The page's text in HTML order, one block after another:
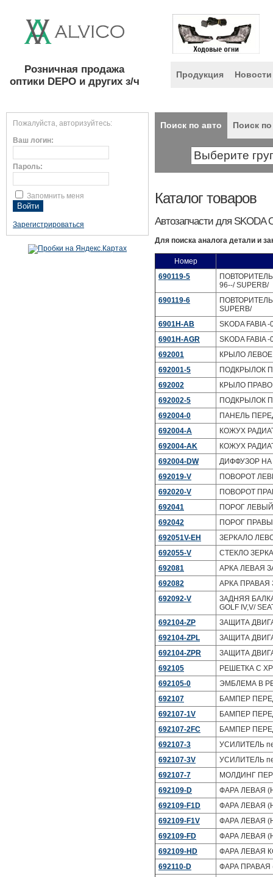
Розничная продажа
оптики DEPO и других з/ч
Продукция Новости
Пожалуйста, авторизуйтесь:
Ваш логин:
Пароль:
Запомнить меня
Зарегистрироваться
Поиск по авто Поиск
Каталог товаров
Автозапчасти для SKODA
Для поиска аналога детали и
Номер
690119-5
ПОВТОРИТЕЛЬ
96--/ SUPERB/
690119-6
ПОВТОРИТЕЛЬ
SUPERB/
6901H-AB
SKODA
6901H-AGR
SKODA FABIA
692001
КРЫЛО ЛЕВОЕ
692001-5
ПОДКРЫЛОК
692002
КРЫЛО ПРАВОЕ
692002-5
ПОДКРЫЛОК
692004-0
ПАНЕЛЬ
692004-A
КОЖУХ
692004-AK
КОЖУХ
692004-DW
ДИФФУЗОР НА
692019-V
ПОВОРОТ
692020-V
ПОВОРОТ
692041
ПОРОГ ЛЕВЫЙ
692042
ПОРОГ
692051V-EH
ЗЕРКАЛО
692055-V
СТЕКЛО
692081
АРКА ЛЕВАЯ
692082
АРКА ПРАВАЯ
692092-V
ЗАДНЯЯ БАЛКА
GOLF IV,V/
692104-ZP
ЗАЩИТА
692104-ZPL
ЗАЩИТА
692104-ZPR
ЗАЩИТА
692105
РЕШЕТКА С
692105-0
ЭМБЛЕМА В
692107
БАМПЕР
692107-1V
БАМПЕР
692107-2FC
БАМПЕР
692107-3
УСИЛИТЕЛЬ
692107-3V
УСИЛИТЕЛЬ
692107-7
МОЛДИНГ
692109-D
ФАРА ЛЕВАЯ
692109-F1D
ФАРА ЛЕВАЯ
692109-F1V
ФАРА ЛЕВАЯ
692109-FD
ФАРА ЛЕВАЯ
692109-HD
ФАРА ЛЕВАЯ
692110-D
ФАРА ПРАВАЯ